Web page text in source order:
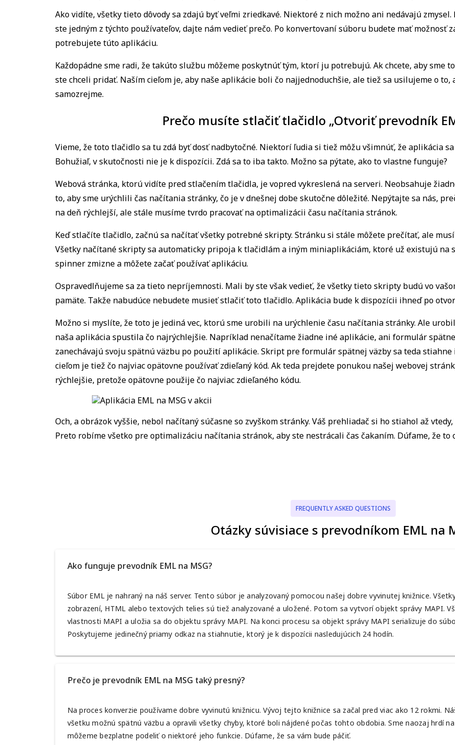
Ako vidíte, všetky tieto dôvody sa zdajú byť veľmi zriedkavé. Niektoré z nich možno ani nedávajú
ste jedným z týchto používateľov, dajte nám vedieť prečo. Po konvertovaní súboru budete mať možnosť
potrebujete túto aplikáciu.
Každopádne sme radi, že takúto službu môžeme poskytnúť tým, ktorí ju potrebujú. Ak chcete, aby sme
ste chceli pridať. Naším cieľom je, aby naše aplikácie boli čo najjednoduchšie, ale tiež sa usilujeme o
samozrejme.
Prečo musíte stlačiť tlačidlo „Otvoriť prevodník
Vieme, že toto tlačidlo sa tu zdá byť dosť nadbytočné. Niektorí ľudia si tiež môžu všimnúť, že aplikácia
Bohužiaľ, v skutočnosti nie je k dispozícii. Zdá sa to iba takto. Možno sa pýtate, ako to vlastne funguje?
Webová stránka, ktorú vidíte pred stlačením tlačidla, je vopred vykreslená na serveri. Neobsahuje
to, aby sme urýchlili čas načítania stránky, čo je v dnešnej dobe skutočne dôležité. Nepýtajte sa nás,
na deň rýchlejší, ale stále musíme tvrdo pracovať na optimalizácii času načítania stránok.
Keď stlačíte tlačidlo, začnú sa načítať všetky potrebné skripty. Stránku si stále môžete prečítať, ale
Všetky načítané skripty sa automaticky pripoja k tlačidlám a iným miniaplikáciám, ktoré už existujú na
spinner zmizne a môžete začať používať aplikáciu.
Ospravedlňujeme sa za tieto nepríjemnosti. Mali by ste však vedieť, že všetky tieto skripty budú vo
pamäte. Takže nabudúce nebudete musieť stlačiť toto tlačidlo. Aplikácia bude k dispozícii ihneď po
Možno si myslíte, že toto je jediná vec, ktorú sme urobili na urýchlenie času načítania stránky. Ale
naša aplikácia spustila čo najrýchlejšie. Napríklad nenačítame žiadne iné aplikácie, ani formulár
zanechávajú svoju spätnú väzbu po použití aplikácie. Skript pre formulár spätnej väzby sa teda
cieľom je tiež čo najviac opätovne používať zdieľaný kód. Ak teda prejdete ponukou našej webovej
rýchlejšie, pretože opätovne použije čo najviac zdieľaného kódu.
Och, a obrázok vyššie, nebol načítaný súčasne so zvyškom stránky. Váš prehliadač si ho stiahol až
Preto robíme všetko pre optimalizáciu načítania stránok, aby ste nestrácali čas čakaním. Dúfame, že to
FREQUENTLY ASKED QUESTIONS
Otázky súvisiace s prevodníkom EML na
Ako funguje prevodník EML na MSG?
Súbor EML je nahraný na náš server. Tento súbor je analyzovaný pomocou našej dobre vyvinutej knižnice.
zobrazení, HTML alebo textových telies sú tiež analyzované a uložené. Potom sa vytvorí objekt správy MAPI.
vlastnosti MAPI a uložia sa do objektu správy MAPI. Na konci procesu sa objekt správy MAPI serializuje do
Poskytujeme jedinečný priamy odkaz na stiahnutie, ktorý je k dispozícii nasledujúcich 24 hodín.
Prečo je prevodník EML na MSG taký presný?
Na proces konverzie používame dobre vyvinutú knižnicu. Vývoj tejto knižnice sa začal pred viac ako 12 rokmi.
všetku možnú spätnú väzbu a opravili všetky chyby, ktoré boli nájdené počas tohto obdobia. Sme naozaj hrdí
môžeme bezplatne podeliť o niektoré jeho funkcie. Dúfame, že sa vám bude páčiť.